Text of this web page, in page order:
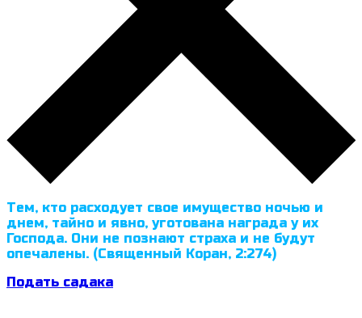
Тем, кто расходует свое имущество ночью и
днем, тайно и явно, уготована награда у их
Господа. Они не познают страха и не будут
опечалены. (Священный Коран, 2:274)
Подать садака